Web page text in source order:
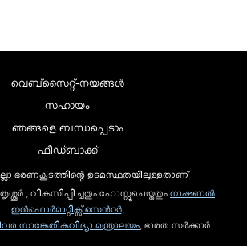
വെബ്സൈറ്റ്-നയങ്ങള്‍
സഹായം
ഞങ്ങളെ ബന്ധപ്പെടാം
ഫീഡ്ബാക്ക്
ഭരണകൂടത്തിന്റെ ഉടമസ്ഥതയിലുള്ളതാണ്
, വികസിപ്പിച്ചതും ഹോസ്റ്റുചെയ്തതും നാഷണല്‍
ഇന്‍ഫൊര്‍മാറ്റിക്സ് സെന്‍റര്‍,
സാങ്കേതികവിദ്യാ മന്ത്രാലയം , ഭാരത സര്‍ക്കാര്‍